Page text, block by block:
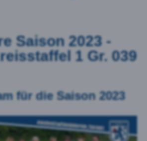
Saison 2023 -
1 Gr. 039
für die Saison 2023